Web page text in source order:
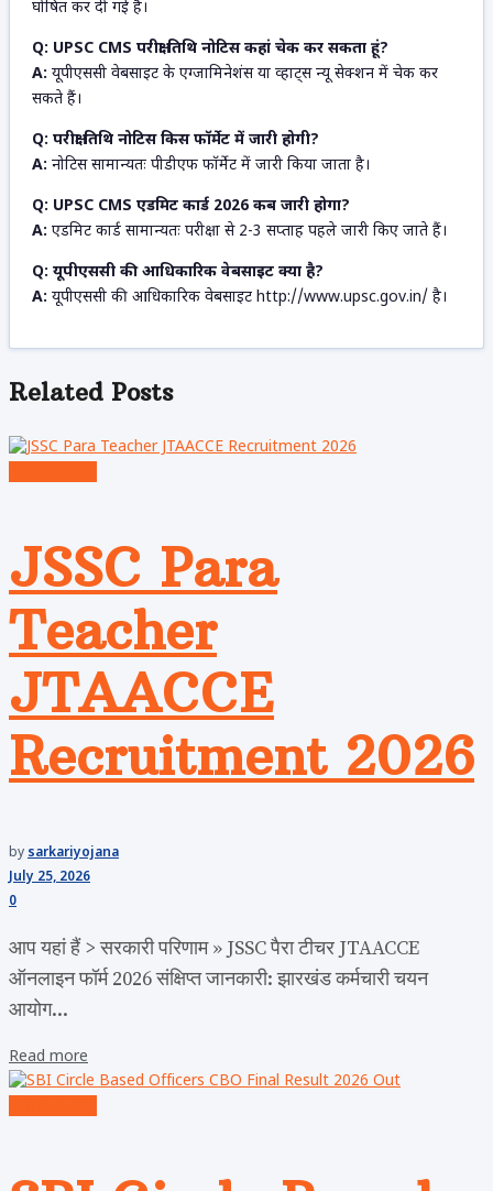
घोषित कर दी गई है।
Q: UPSC CMS परीक्षा तिथि नोटिस कहां चेक कर सकता हूं?
A: यूपीएससी वेबसाइट के एग्जामिनेशंस या व्हाट्स न्यू सेक्शन में चेक कर
सकते हैं।
Q: परीक्षा तिथि नोटिस किस फॉर्मेट में जारी होगी?
A: नोटिस सामान्यतः पीडीएफ फॉर्मेट में जारी किया जाता है।
Q: UPSC CMS एडमिट कार्ड 2026 कब जारी होगा?
A: एडमिट कार्ड सामान्यतः परीक्षा से 2-3 सप्ताह पहले जारी किए जाते हैं।
Q: यूपीएससी की आधिकारिक वेबसाइट क्या है?
A: यूपीएससी की आधिकारिक वेबसाइट http://www.upsc.gov.in/ है।
Related Posts
JSSC Para
Teacher
JTAACCE
Recruitment 2026
by sarkariyojana
July 25, 2026
0
आप यहां हैं > सरकारी परिणाम » JSSC पैरा टीचर JTAACCE
ऑनलाइन फॉर्म 2026 संक्षिप्त जानकारी: झारखंड कर्मचारी चयन
आयोग...
Read more